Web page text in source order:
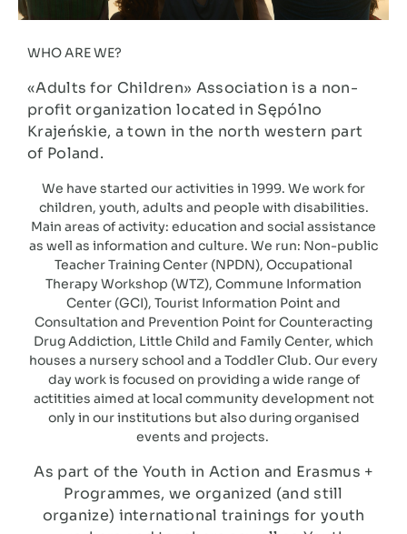
WHO ARE WE?
«Adults for Children» Association is a non-
profit organization located in Sępólno
Krajeńskie, a town in the north western part
of Poland.
We have started our activities in 1999. We work for
children, youth, adults and people with disabilities.
Main areas of activity: education and social assistance
as well as information and culture. We run: Non-public
Teacher Training Center (NPDN), Occupational
Therapy Workshop (WTZ), Commune Information
Center (GCI), Tourist Information Point and
Consultation and Prevention Point for Counteracting
Drug Addiction, Little Child and Family Center, which
houses a nursery school and a Toddler Club. Our every
day work is focused on providing a wide range of
actitities aimed at local community development not
only in our institutions but also during organised
events and projects.
As part of the Youth in Action and Erasmus +
Programmes, we organized (and still
organize) international trainings for youth